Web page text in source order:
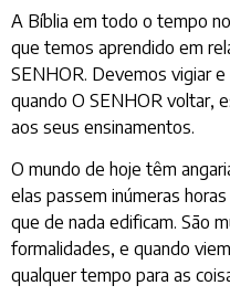
A Bíblia em todo o tempo
que temos aprendido em
SENHOR. Devemos vigiar
quando O SENHOR voltar,
aos seus ensinamentos.
O mundo de hoje têm
elas passem inúmeras
que de nada edificam. São
formalidades, e quando
qualquer tempo para as